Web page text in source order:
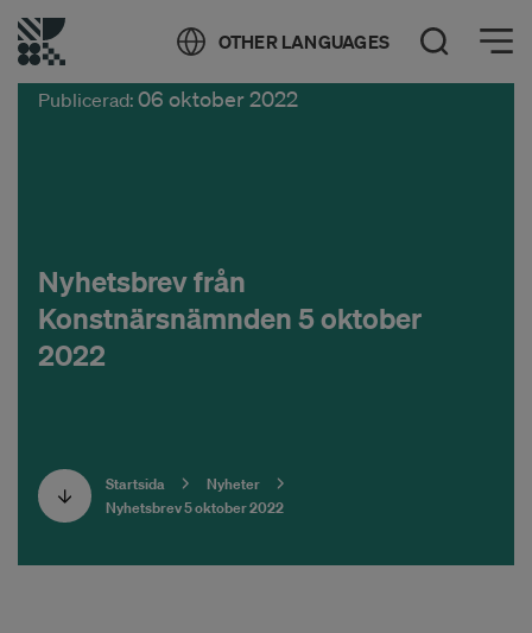
OTHER LANGUAGES Öppna sök
Öppna meny
Publicerad: 06 oktober 2022
Nyhetsbrev från
Konstnärsnämnden 5 oktober
2022
Startsida
Nyheter
Nyhetsbrev 5 oktober 2022